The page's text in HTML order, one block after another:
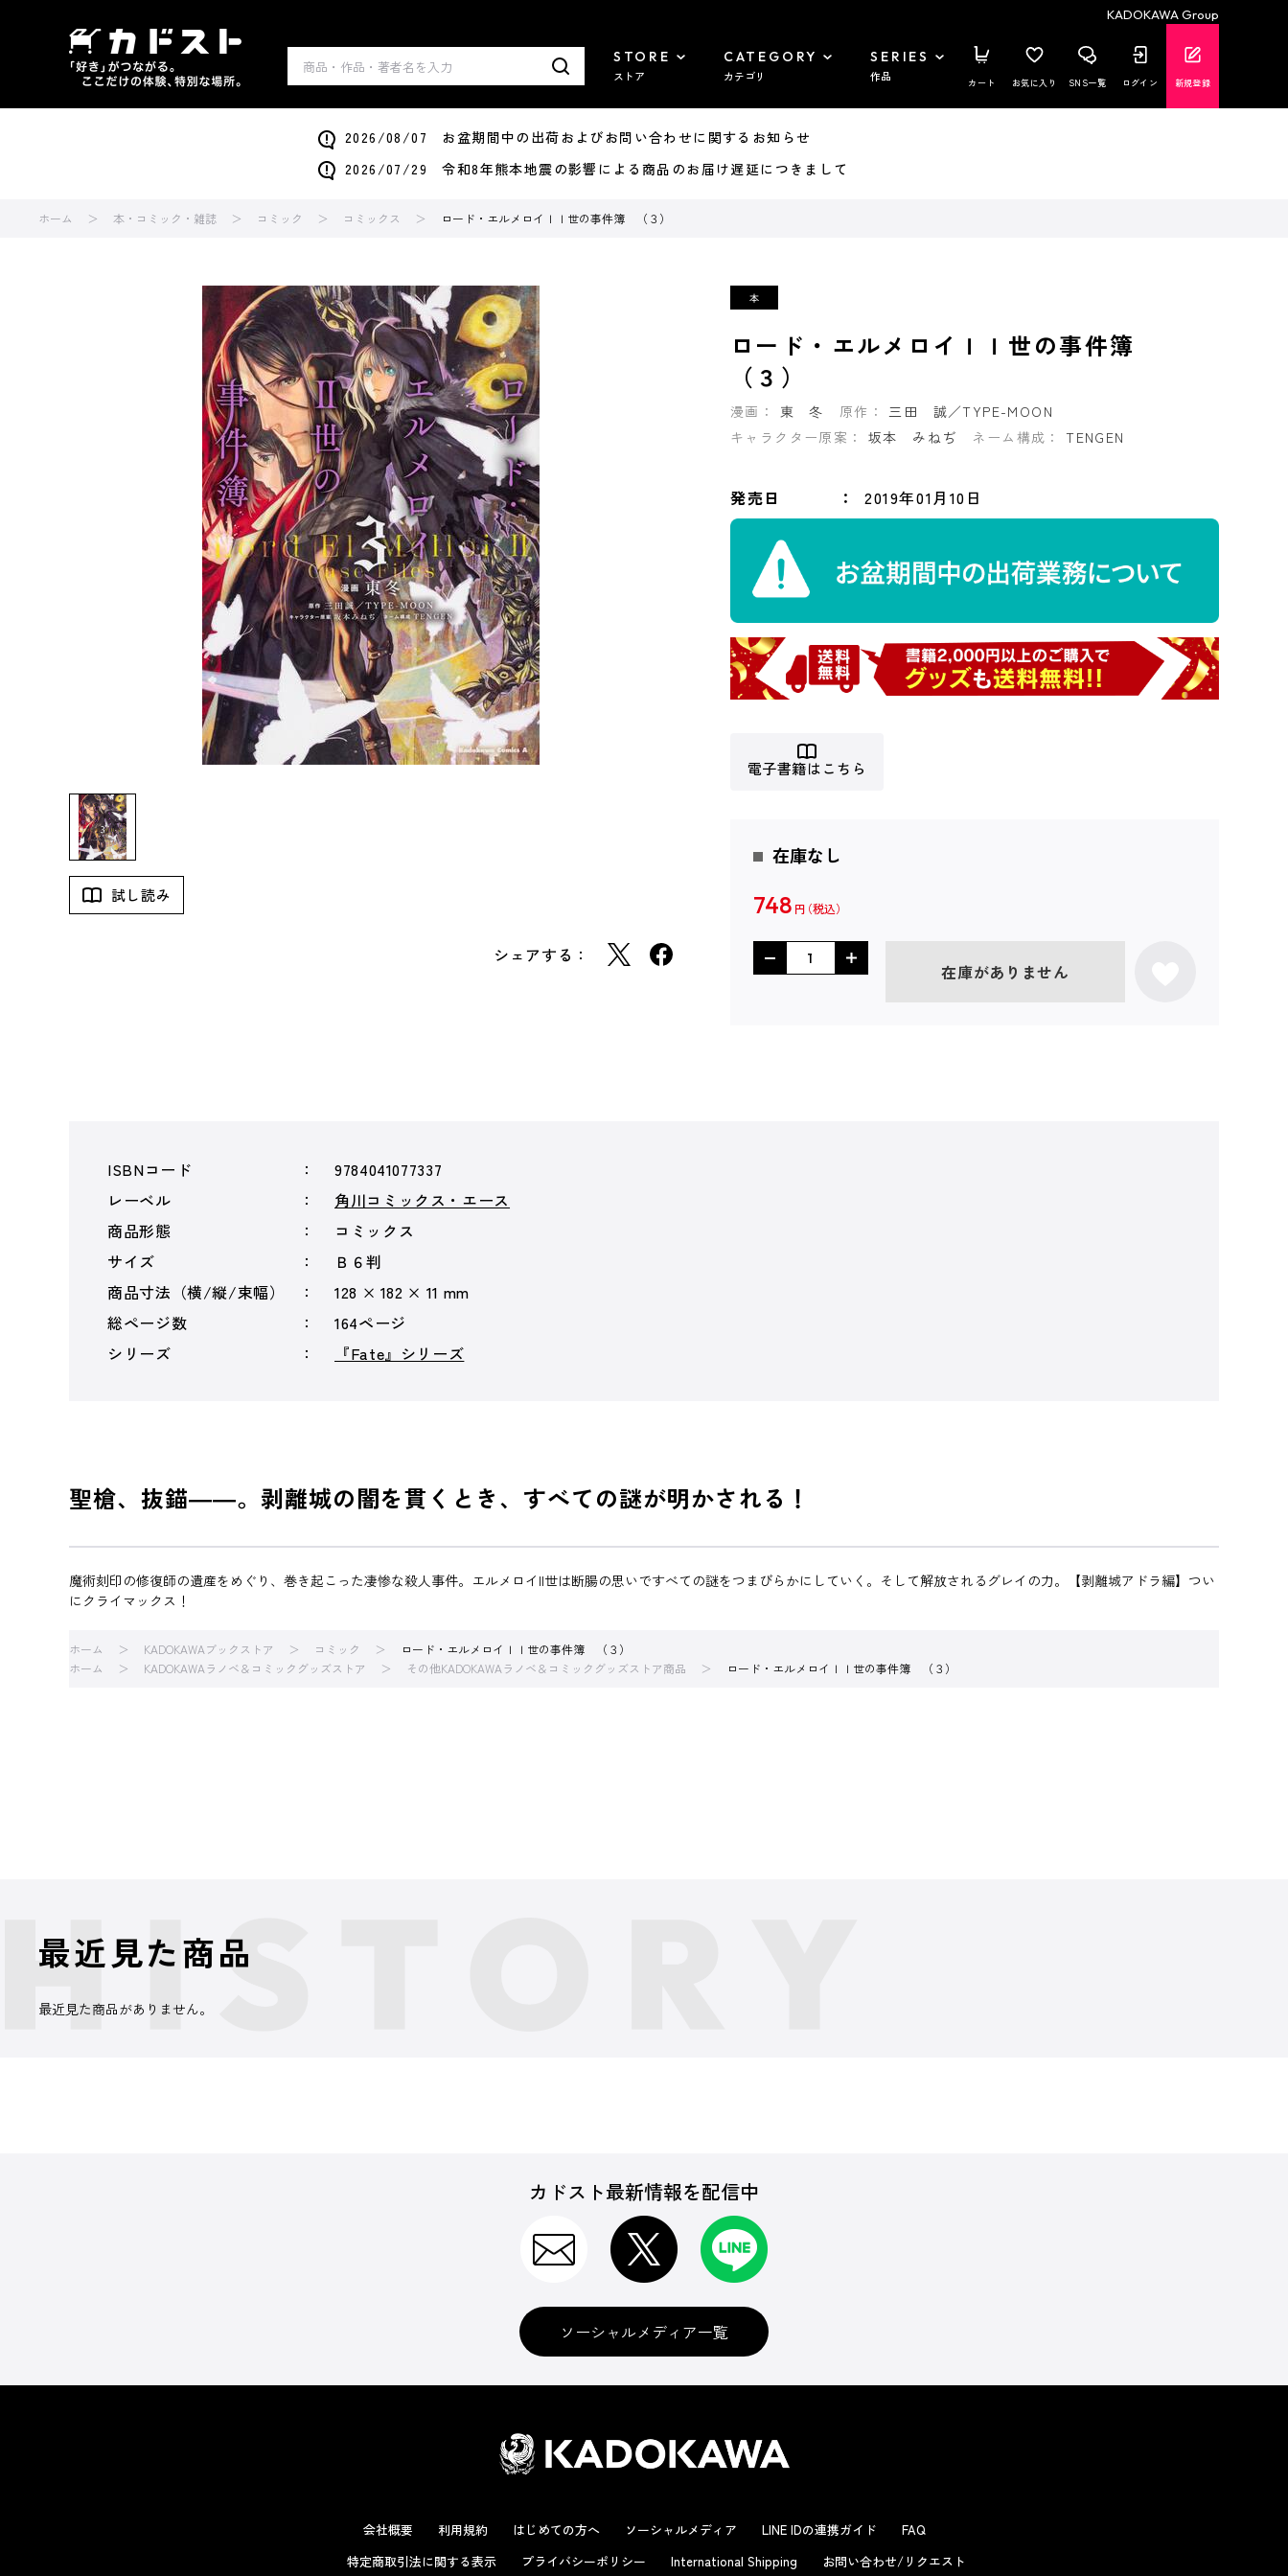
KADOKAWA Group
STORE
ストア
CATEGORY
カテゴリ
SERIES
作品 カート お気に入り SNS一覧 ログイン 新規登録
2026/08/07 お盆期間中の出荷およびお問い合わせに関するお知らせ
2026/07/29 令和8年熊本地震の影響による商品のお届け遅延につきまして
ホーム 本・コミック・雑誌 コミック コミックス ロード・エルメロイＩＩ世の事件簿 （３）
試し読み
シェアする：
ロード・エルメロイＩＩ世の事件簿
（３）
漫画： 東 冬 原作：
三田 誠／TYPE-MOON
キャラクター原案：
坂本 みねぢ ネーム構成： TENGEN
発売日 2019年01月10日
電子書籍はこちら
在庫なし
748 円
在庫がありません
ISBNコード
9784041077337
レーベル
角川コミックス・エース
商品形態
コミックス
サイズ
Ｂ６判
商品寸法（横/縦/束幅）
128 × 182 × 11 mm
総ページ数
164ページ
シリーズ
『Fate』シリーズ
聖槍、抜錨――。剥離城の闇を貫くとき、すべての謎が明かされる！
魔術刻印の修復師の遺産をめぐり、巻き起こった凄惨な殺人事件。エルメロイII世は断腸の思いですべての謎をつまびらかにしていく。そして解放されるグレイの力。【剥離城アドラ編】つい
にクライマックス！
ホーム KADOKAWAブックストア コミック
ロード・エルメロイＩＩ世の事件簿 （３）
ホーム
KADOKAWAラノベ＆コミックグッズストア その他KADOKAWAラノベ＆コミックグッズストア商品 ロード・エルメロイＩＩ世の事件簿 （３）
最近見た商品
最近見た商品がありません。
カドスト最新情報を配信中
ソーシャルメディア一覧
会社概要 利用規約 はじめての方へ ソーシャルメディア LINE IDの連携ガイド
FAQ
特定商取引法に関する表示
プライバシーポリシー International Shipping お問い合わせ/リクエスト